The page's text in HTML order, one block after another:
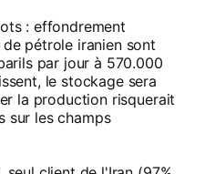
: effondrement
pétrole iranien sont
par jour à 570.000
le stockage sera
la production risquerait
sur les champs